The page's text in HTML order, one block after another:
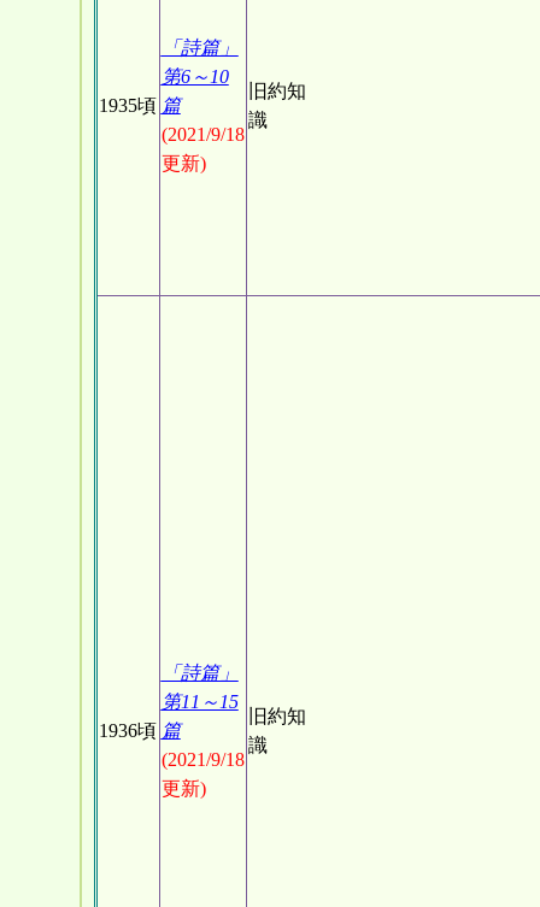
1935頃
「詩篇」
第6～10
篇
(2021/9/18
更新)
旧約知
識
1936頃
「詩篇」
第11～15
篇
(2021/9/18
更新)
旧約知
識